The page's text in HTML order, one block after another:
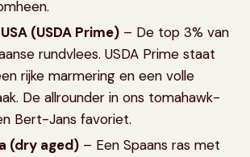
(USDA Prime) – De top 3% van
rundvlees. USDA Prime staat
rijke marmering en een volle
De allrounder in ons tomahawk-
Bert-Jans favoriet.
(dry aged) – Een Spaans ras met